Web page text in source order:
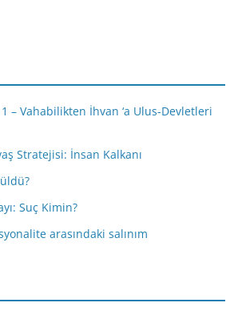
– Vahabilikten İhvan ‘a Ulus-Devletleri
Stratejisi: İnsan Kalkanı
Suç Kimin?
arasındaki salınım